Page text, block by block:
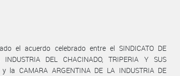
el acuerdo celebrado entre el SINDICATO DE
DEL CHACINADO, TRIPERIA Y SUS
la CAMARA ARGENTINA DE LA INDUSTRIA DE